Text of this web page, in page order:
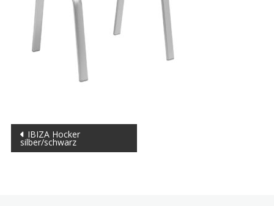
Navigation
de
IBIZA Hocker
silber/schwarz